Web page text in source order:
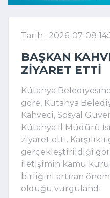
Tarih : 2026-07-08
BAŞKAN
ZIYARET ETTI
Kütahya
göre, Kütahya
Kahveci, Sosyal
Kütahya İl Müdürü
ziyaret etti.
gerçekleştirildiği
iletişimin kamu
birliğini artıran
olduğu vurgulandı.